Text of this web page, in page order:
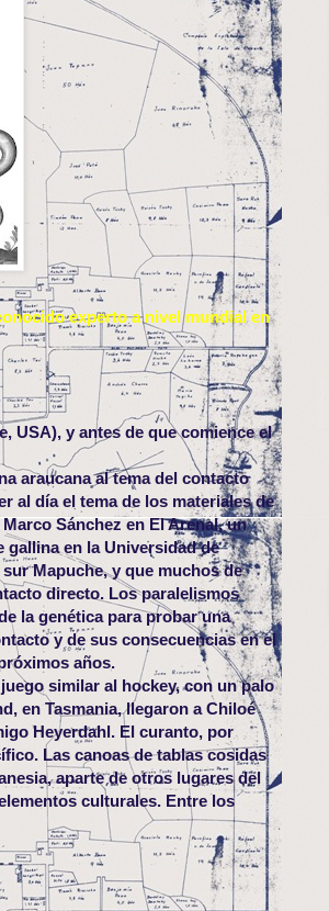
experto a nivel mundial en
USA), y antes de que comience el
araucana al tema del contacto
al día el tema de los materiales de
Sánchez en El Arenal, un
gallina en la Universidad de
Mapuche, y que muchos de
directo. Los paralelismos
la genética para probar una
y de sus consecuencias en el
años.
similar al hockey, con un palo
en Tasmania, llegaron a Chiloé
Heyerdahl. El curanto, por
Las canoas de tablas cosidas
aparte de otros lugares del
culturales. Entre los